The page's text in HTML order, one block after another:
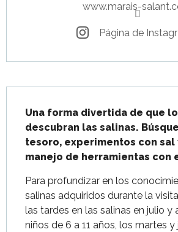
www.marais-
Página de
Una forma divertida de que
descubran las salinas.
tesoro, experimentos con sal
manejo de herramientas con
Para profundizar en los
salinas adquiridos durante la
las tardes en las salinas en julio y
niños de 6 a 11 años, los martes y